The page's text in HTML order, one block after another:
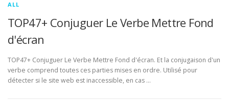
ALL
TOP47+ Conjuguer Le Verbe Mettre Fond
d'écran
TOP47+ Conjuguer Le Verbe Mettre Fond d'écran. Et la conjugaison d'un
verbe comprend toutes ces parties mises en ordre. Utilisé pour
détecter si le site web est inaccessible, en cas …